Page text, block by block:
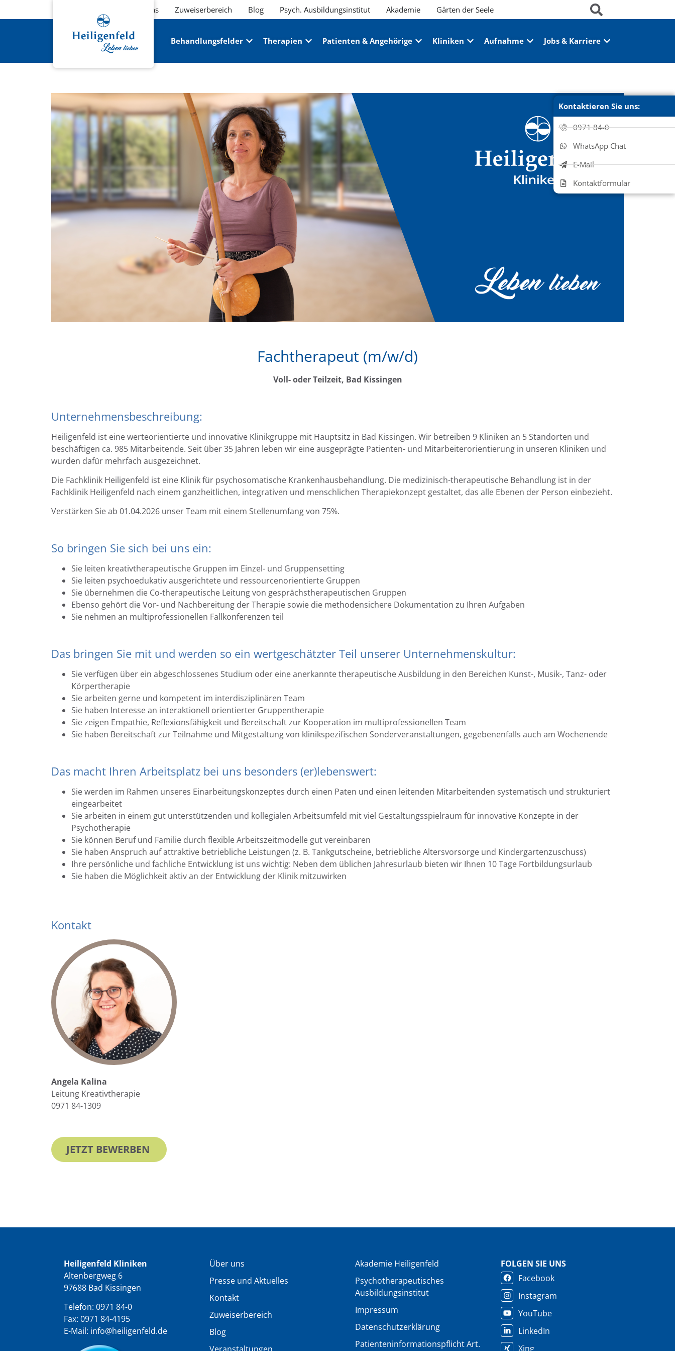
Über uns Zuweiserbereich Blog Psych. Ausbildungsinstitut Akademie Gärten der Seele
Behandlungsfelder Therapien Patienten & Angehörige Kliniken Aufnahme Jobs & Karriere
Fachtherapeut (m/w/d)
Voll- oder Teilzeit, Bad Kissingen
Unternehmensbeschreibung:
Heiligenfeld ist eine werteorientierte und innovative Klinikgruppe mit Hauptsitz in Bad Kissingen. Wir betreiben 9 Kliniken an 5 Standorten und
beschäftigen ca. 985 Mitarbeitende. Seit über 35 Jahren leben wir eine ausgeprägte Patienten- und Mitarbeiterorientierung in unseren Kliniken und
wurden dafür mehrfach ausgezeichnet.
Die Fachklinik Heiligenfeld ist eine Klinik für psychosomatische Krankenhausbehandlung. Die medizinisch-therapeutische Behandlung ist in der
Fachklinik Heiligenfeld nach einem ganzheitlichen, integrativen und menschlichen Therapiekonzept gestaltet, das alle Ebenen der Person einbezieht.
Verstärken Sie ab 01.04.2026 unser Team mit einem Stellenumfang von 75%.
So bringen Sie sich bei uns ein:
Sie leiten kreativtherapeutische Gruppen im Einzel- und Gruppensetting
Sie leiten psychoedukativ ausgerichtete und ressourcenorientierte Gruppen
Sie übernehmen die Co-therapeutische Leitung von gesprächstherapeutischen Gruppen
Ebenso gehört die Vor- und Nachbereitung der Therapie sowie die methodensichere Dokumentation zu Ihren Aufgaben
Sie nehmen an multiprofessionellen Fallkonferenzen teil
Das bringen Sie mit und werden so ein wertgeschätzter Teil unserer Unternehmenskultur:
Sie verfügen über ein abgeschlossenes Studium oder eine anerkannte therapeutische Ausbildung in den Bereichen Kunst-, Musik-, Tanz- oder
Körpertherapie
Sie arbeiten gerne und kompetent im interdisziplinären Team
Sie haben Interesse an interaktionell orientierter Gruppentherapie
Sie zeigen Empathie, Reflexionsfähigkeit und Bereitschaft zur Kooperation im multiprofessionellen Team
Sie haben Bereitschaft zur Teilnahme und Mitgestaltung von klinikspezifischen Sonderveranstaltungen, gegebenenfalls auch am Wochenende
Das macht Ihren Arbeitsplatz bei uns besonders (er)lebenswert:
Sie werden im Rahmen unseres Einarbeitungskonzeptes durch einen Paten und einen leitenden Mitarbeitenden systematisch und strukturiert
eingearbeitet
Sie arbeiten in einem gut unterstützenden und kollegialen Arbeitsumfeld mit viel Gestaltungsspielraum für innovative Konzepte in der
Psychotherapie
Sie können Beruf und Familie durch flexible Arbeitszeitmodelle gut vereinbaren
Sie haben Anspruch auf attraktive betriebliche Leistungen (z. B. Tankgutscheine, betriebliche Altersvorsorge und Kindergartenzuschuss)
Ihre persönliche und fachliche Entwicklung ist uns wichtig: Neben dem üblichen Jahresurlaub bieten wir Ihnen 10 Tage Fortbildungsurlaub
Sie haben die Möglichkeit aktiv an der Entwicklung der Klinik mitzuwirken
Kontakt
Angela Kalina
Leitung Kreativtherapie
0971 84-1309
JETZT BEWERBEN
Kontaktieren Sie uns:
0971 84-0
WhatsApp Chat
E-Mail
Kontaktformular
Heiligenfeld Kliniken
Altenbergweg 6
97688 Bad Kissingen
Telefon: 0971 84-0
Fax: 0971 84-4195
E-Mail: info@heiligenfeld.de
Über uns
Presse und Aktuelles
Kontakt
Zuweiserbereich
Blog
Akademie Heiligenfeld
Psychotherapeutisches
Ausbildungsinstitut
Impressum
Datenschutzerklärung
Patienteninformationspflicht Art.
FOLGEN SIE UNS
Facebook
Instagram
YouTube
LinkedIn
Xing